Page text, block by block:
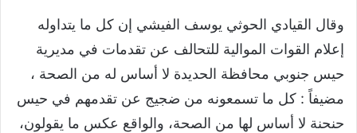
وقال القيادي الحوثي يوسف الفيشي إن كل ما يتداوله
إعلام القوات الموالية للتحالف عن تقدمات في مديرية
حيس جنوبي محافظة الحديدة لا أساس له من الصحة ،
مضيفاً : كل ما تسمعونه من ضجيج عن تقدمهم في حيس
حنحنة لا أساس لها من الصحة، والواقع عكس ما يقولون،